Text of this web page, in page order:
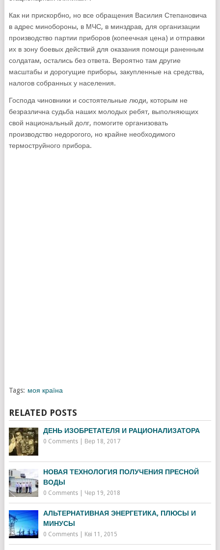
Как ни прискорбно, но все обращения Василия Степановича
в адрес минобороны, в МЧС, в минздрав, для организации
производство партии приборов (копеечная цена) и отправки
их в зону боевых действий для оказания помощи раненным
солдатам, остались без ответа. Вероятно там другие
масштабы и дорогущие приборы, закупленные на средства,
налогов собранных у населения.
Господа чиновники и состоятельные люди, которым не
безразлична судьба наших молодых ребят, выполняющих
свой национальный долг, помогите организовать
производство недорогого, но крайне необходимого
термоструйного прибора.
Tags: моя країна
RELATED POSTS
ДЕНЬ ИЗОБРЕТАТЕЛЯ И РАЦИОНАЛИЗАТОРА
0 Comments| Вер 18, 2017
НОВАЯ ТЕХНОЛОГИЯ ПОЛУЧЕНИЯ ПРЕСНОЙ
ВОДЫ
0 Comments| Чер 19, 2018
АЛЬТЕРНАТИВНАЯ ЭНЕРГЕТИКА, ПЛЮСЫ И
МИНУСЫ
0 Comments| Кві 11, 2015